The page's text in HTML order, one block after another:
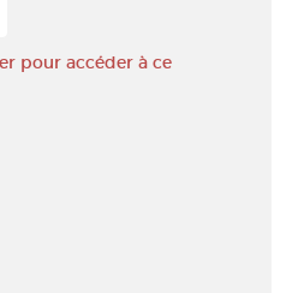
pour accéder à ce